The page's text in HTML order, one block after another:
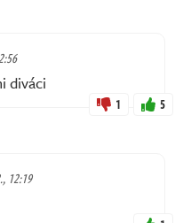
diváci
1 5
12:19